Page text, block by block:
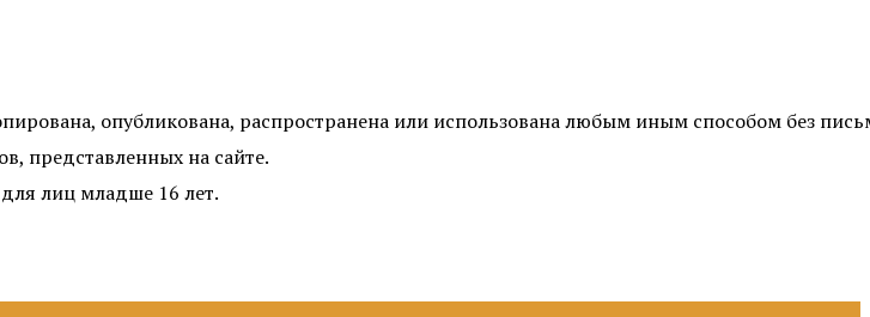
опубликована, распространена или использована любым иным способом без
представленных на сайте.
лиц младше 16 лет.